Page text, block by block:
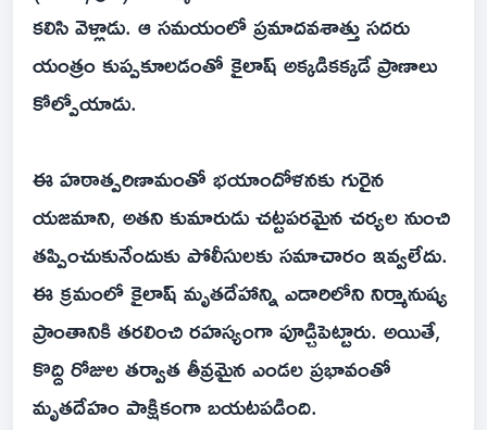
కలిసి వెళ్లాడు. ఆ సమయంలో ప్రమాదవశాత్తు సదరు
యంత్రం కుప్పకూలడంతో కైలాష్ అక్కడికక్కడే ప్రాణాలు
కోల్పోయాడు.
ఈ హఠాత్పరిణామంతో భయాందోళనకు గురైన
యజమాని, అతని కుమారుడు చట్టపరమైన చర్యల నుంచి
తప్పించుకునేందుకు పోలీసులకు సమాచారం ఇవ్వలేదు.
ఈ క్రమంలో కైలాష్ మృతదేహాన్ని ఎడారిలోని నిర్మానుష్య
ప్రాంతానికి తరలించి రహస్యంగా పూడ్చిపెట్టారు. అయితే,
కొద్ది రోజుల తర్వాత తీవ్రమైన ఎండల ప్రభావంతో
మృతదేహం పాక్షికంగా బయటపడింది.